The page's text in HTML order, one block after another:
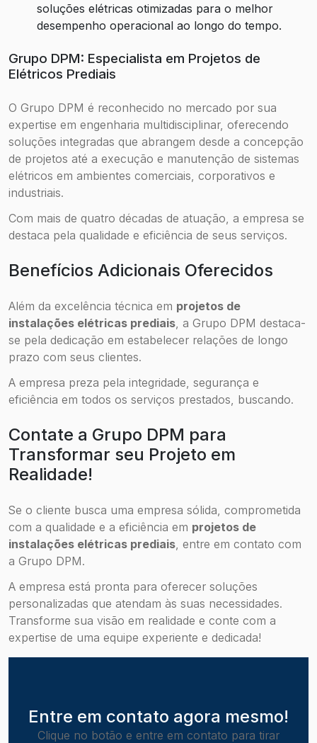
soluções elétricas otimizadas para o melhor
desempenho operacional ao longo do tempo.
Grupo DPM: Especialista em Projetos de
Elétricos Prediais
O Grupo DPM é reconhecido no mercado por sua
expertise em engenharia multidisciplinar, oferecendo
soluções integradas que abrangem desde a concepção
de projetos até a execução e manutenção de sistemas
elétricos em ambientes comerciais, corporativos e
industriais.
Com mais de quatro décadas de atuação, a empresa se
destaca pela qualidade e eficiência de seus serviços.
Benefícios Adicionais Oferecidos
Além da excelência técnica em projetos de
instalações elétricas prediais , a Grupo DPM destaca-
se pela dedicação em estabelecer relações de longo
prazo com seus clientes.
A empresa preza pela integridade, segurança e
eficiência em todos os serviços prestados, buscando.
Contate a Grupo DPM para
Transformar seu Projeto em
Realidade!
Se o cliente busca uma empresa sólida, comprometida
com a qualidade e a eficiência em projetos de
instalações elétricas prediais , entre em contato com
a Grupo DPM.
A empresa está pronta para oferecer soluções
personalizadas que atendam às suas necessidades.
Transforme sua visão em realidade e conte com a
expertise de uma equipe experiente e dedicada!
Entre em contato agora mesmo!
Clique no botão e entre em contato para tirar